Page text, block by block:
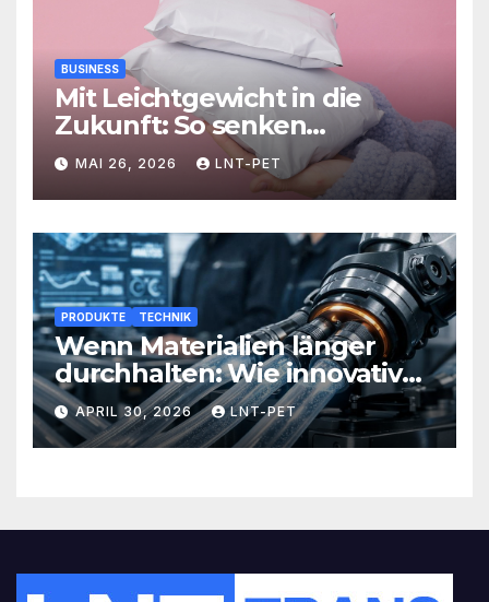
BUSINESS
Mit Leichtgewicht in die
Zukunft: So senken
Versandlösungen Ihre
Kosten und steigern Effizienz
MAI 26, 2026 LNT-PET
PRODUKTE TECHNIK
Wenn Materialien länger
durchhalten: Wie innovative
Werkstoffe Ihre Abläufe
revolutionieren
APRIL 30, 2026 LNT-PET